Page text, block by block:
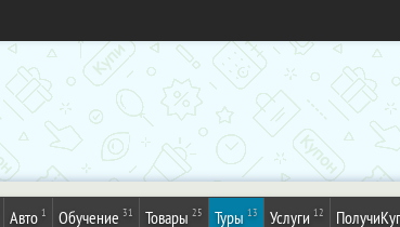
Авто 1 Обучение 31 Товары 25 Туры 13 Услуги 12